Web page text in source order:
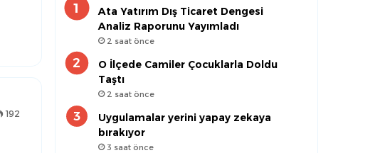
192
Ata Yatırım Dış Ticaret Dengesi
Analiz Raporunu Yayımladı
2 saat önce
O İlçede Camiler Çocuklarla Doldu
Taştı
2 saat önce
Uygulamalar yerini yapay zekaya
bırakıyor
3 saat önce